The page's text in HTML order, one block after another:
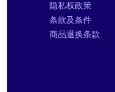
隐私权政策
条款及条件
商品退换条款